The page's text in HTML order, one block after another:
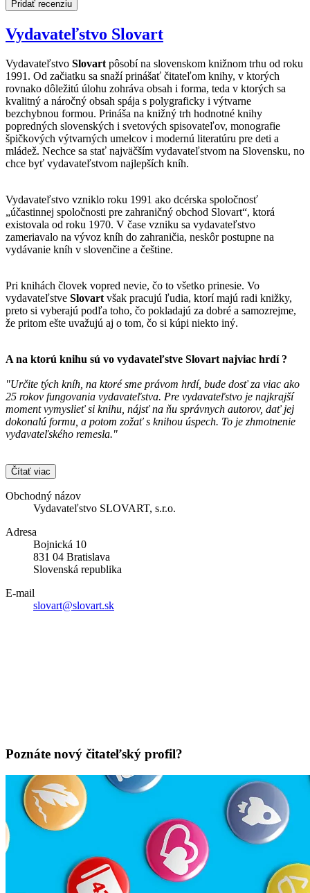
Pridať recenziu
Vydavateľstvo Slovart
Vydavateľstvo Slovart pôsobí na slovenskom knižnom trhu od roku
1991. Od začiatku sa snaží prinášať čitateľom knihy, v ktorých
rovnako dôležitú úlohu zohráva obsah i forma, teda v ktorých sa
kvalitný a náročný obsah spája s polygraficky i výtvarne
bezchybnou formou. Prináša na knižný trh hodnotné knihy
popredných slovenských i svetových spisovateľov, monografie
špičkových výtvarných umelcov i modernú literatúru pre deti a
mládež. Nechce sa stať najväčším vydavateľstvom na Slovensku, no
chce byť vydavateľstvom najlepších kníh.
Vydavateľstvo vzniklo roku 1991 ako dcérska spoločnosť
„účastinnej spoločnosti pre zahraničný obchod Slovart“, ktorá
existovala od roku 1970. V čase vzniku sa vydavateľstvo
zameriavalo na vývoz kníh do zahraničia, neskôr postupne na
vydávanie kníh v slovenčine a češtine.
Pri knihách človek vopred nevie, čo to všetko prinesie. Vo
vydavateľstve Slovart však pracujú ľudia, ktorí majú radi knižky,
preto si vyberajú podľa toho, čo pokladajú za dobré a samozrejme,
že pritom ešte uvažujú aj o tom, čo si kúpi niekto iný.
A na ktorú knihu sú vo vydavateľstve Slovart najviac hrdí ?
"Určite tých kníh, na ktoré sme právom hrdí, bude dosť za viac ako
25 rokov fungovania vydavateľstva. Pre vydavateľstvo je najkrajší
moment vymyslieť si knihu, nájsť na ňu správnych autorov, dať jej
dokonalú formu, a potom zožať s knihou úspech. To je zhmotnenie
vydavateľského remesla."
Čítať viac
Obchodný názov
Vydavateľstvo SLOVART, s.r.o.
Adresa
Bojnická 10
831 04 Bratislava
Slovenská republika
E-mail
slovart@slovart.sk
Poznáte nový čitateľský profil?